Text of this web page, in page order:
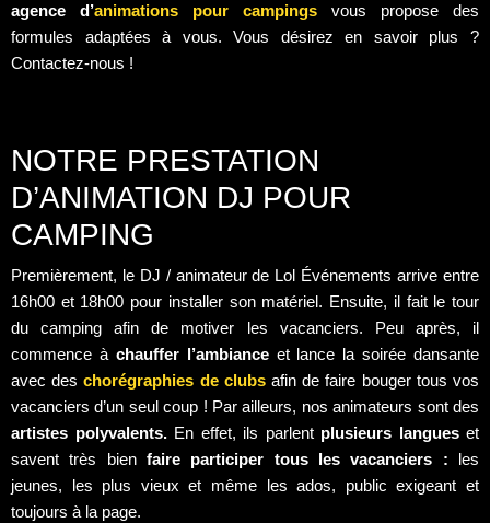
agence d’animations pour campings vous propose des
formules adaptées à vous. Vous désirez en savoir plus ?
Contactez-nous !
NOTRE PRESTATION
D’ANIMATION DJ POUR
CAMPING
Premièrement, le DJ / animateur de Lol Événements arrive entre
16h00 et 18h00 pour installer son matériel. Ensuite, il fait le tour
du camping afin de motiver les vacanciers. Peu après, il
commence à chauffer l’ambianceet lance la soirée dansante
avec deschorégraphies de clubsafin de faire bouger tous vos
vacanciers d’un seul coup ! Par ailleurs, nos animateurs sont des
artistes polyvalents. En effet, ils parlent plusieurs langueset
savent très bien faire participer tous les vacanciers : les
jeunes, les plus vieux et même les ados, public exigeant et
toujours à la page.